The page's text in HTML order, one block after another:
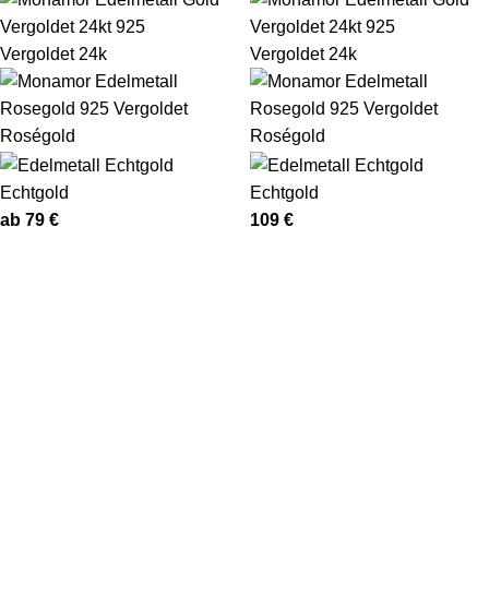
Vergoldet 24k
Roségold
Echtgold
ab 79 €
Vergoldet 24k
Roségold
Echtgold
109 €